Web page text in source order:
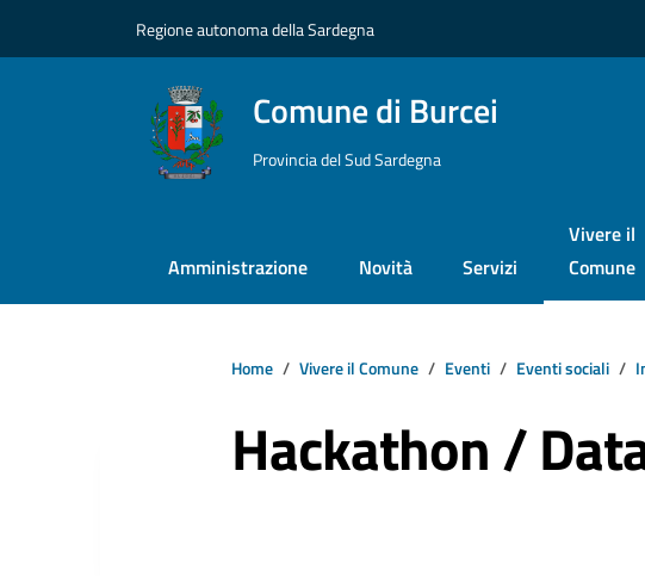
Regione autonoma della Sardegna
Comune di Burcei
Provincia del Sud Sardegna
Amministrazione Novità Servizi
Vivere il
Comune
Home Vivere il Comune Eventi Eventi sociali
Hackathon /